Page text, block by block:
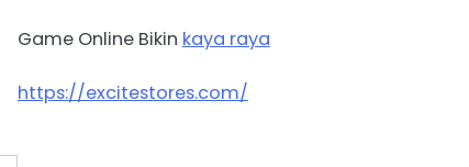
Game Online Bikin kaya raya
https://excitestores.com/